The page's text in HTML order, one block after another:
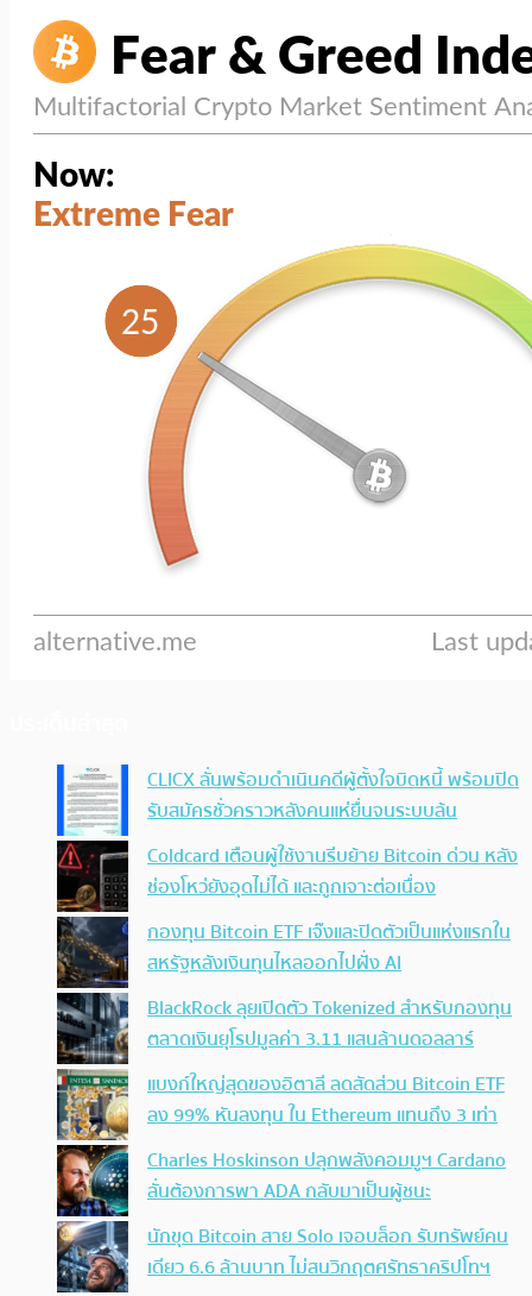
CLICX ลั่นพร้อมดำเนินคดีผู้ตั้งใจบิดหนี้ พร้อมปิด
รับสมัครชั่วคราวหลังคนแห่ยื่นจนระบบล้น
Coldcard เตือนผู้ใช้งานรีบย้าย Bitcoin ด่วน หลัง
ช่องโหว่ยังอุดไม่ได้ และถูกเจาะต่อเนื่อง
กองทุน Bitcoin ETF เจ๊งและปิดตัวเป็นแห่งแรกใน
สหรัฐหลังเงินทุนไหลออกไปฝั่ง AI
BlackRock ลุยเปิดตัว Tokenized สำหรับกองทุน
ตลาดเงินยุโรปมูลค่า 3.11 แสนล้านดอลลาร์
แบงก์ใหญ่สุดของอิตาลี ลดสัดส่วน Bitcoin ETF
ลง 99% หันลงทุน ใน Ethereum แทนถึง 3 เท่า
Charles Hoskinson ปลุกพลังคอมมูฯ Cardano
ลั่นต้องการพา ADA กลับมาเป็นผู้ชนะ
นักขุด Bitcoin สาย Solo เจอบล็อก รับทรัพย์คน
เดียว 6.6 ล้านบาท ไม่สนวิกฤตศรัทธาคริปโทฯ